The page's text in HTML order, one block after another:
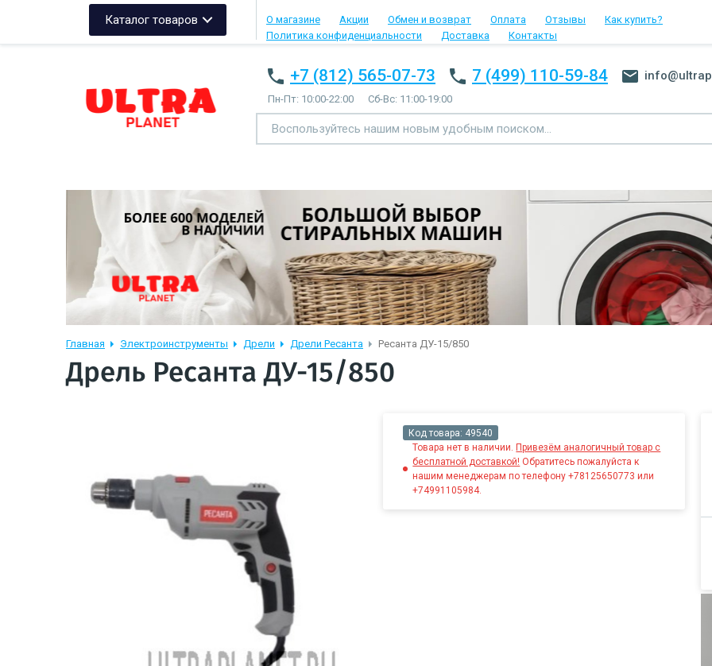
Каталог товаров О магазине Акции Обмен и возврат Оплата Отзывы
Как купить?
Политика конфиденциальности
Доставка Контакты
+7 (812) 565-07-73 7 (499) 110-59-84
Пн-Пт: 10:00-22:00 Сб-Вс: 11:00-19:00
Главная Электроинструменты Дрели Дрели Ресанта Ресанта ДУ-15/850
Дрель Ресанта ДУ-15/850
Код товара: 49540
Товара нет в наличии.Привезём аналогичный товар с
бесплатной доставкой! Обратитесь пожалуйста к
нашим менеджерам по телефону +78125650773 или
+74991105984.